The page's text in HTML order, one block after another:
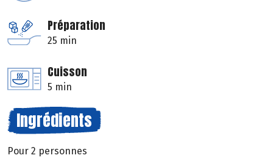
Préparation
25 min
Cuisson
5 min
Ingrédients
Pour 2 personnes